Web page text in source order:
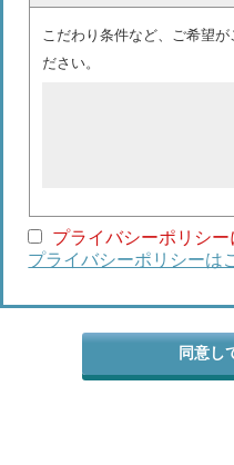
こだわり条件など、ご希望
ださい。
プライバシーポリシー
プライバシーポリシーは